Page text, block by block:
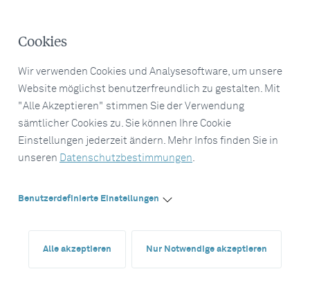
Cookies
Wir verwenden Cookies und Analysesoftware, um unsere
Website möglichst benutzerfreundlich zu gestalten. Mit
"Alle Akzeptieren" stimmen Sie der Verwendung
sämtlicher Cookies zu. Sie können Ihre Cookie
Einstellungen jederzeit ändern. Mehr Infos finden Sie in
unseren Datenschutzbestimmungen.
Benutzerdefinierte Einstellungen
Alle akzeptieren Nur Notwendige akzeptieren